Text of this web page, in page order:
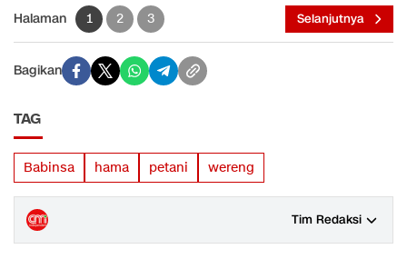
Halaman 1 2 3 Selanjutnya
Bagikan
TAG
Babinsa hama petani wereng
Tim Redaksi